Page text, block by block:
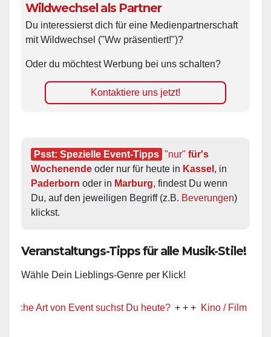
Wildwechsel als Partner
Du interessierst dich für eine Medienpartnerschaft
mit Wildwechsel ("Ww präsentiert!")?
Oder du möchtest Werbung bei uns schalten?
Kontaktiere uns jetzt!
Psst: Spezielle Event-Tipps "nur" für's
Wochenende oder nur für heute in Kassel
Paderborn oder in Marburg, findest Du wenn
Du, auf den jeweiligen Begriff (z.B. Beverungen)
klickst.
Veranstaltungs-Tipps für alle Musik-Stile!
Wähle Dein Lieblings-Genre per Klick!
von Event suchst Du heute? + + + Kino / Film + + +